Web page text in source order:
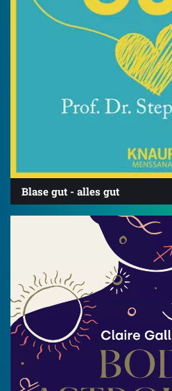
Blase gut - alles gut